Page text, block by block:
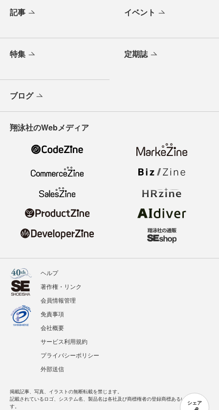
シェア
記事 イベント
特集 定期誌
ブログ
翔泳社のWebメディア
ヘルプ
著作権・リンク
会員情報管理
免責事項
会社概要
サービス利用規約
プライバシーポリシー
外部送信
掲載記事、写真、イラストの無断転載を禁じます。
記載されているロゴ、システム名、製品名は各社及び商標権者の登録商標あるいは商標で
す。